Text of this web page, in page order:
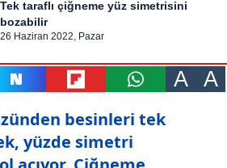
Tek taraflı çiğneme yüz simetrisini
bozabilir
26 Haziran 2022, Pazar
A A
besinleri tek
yüzde simetri